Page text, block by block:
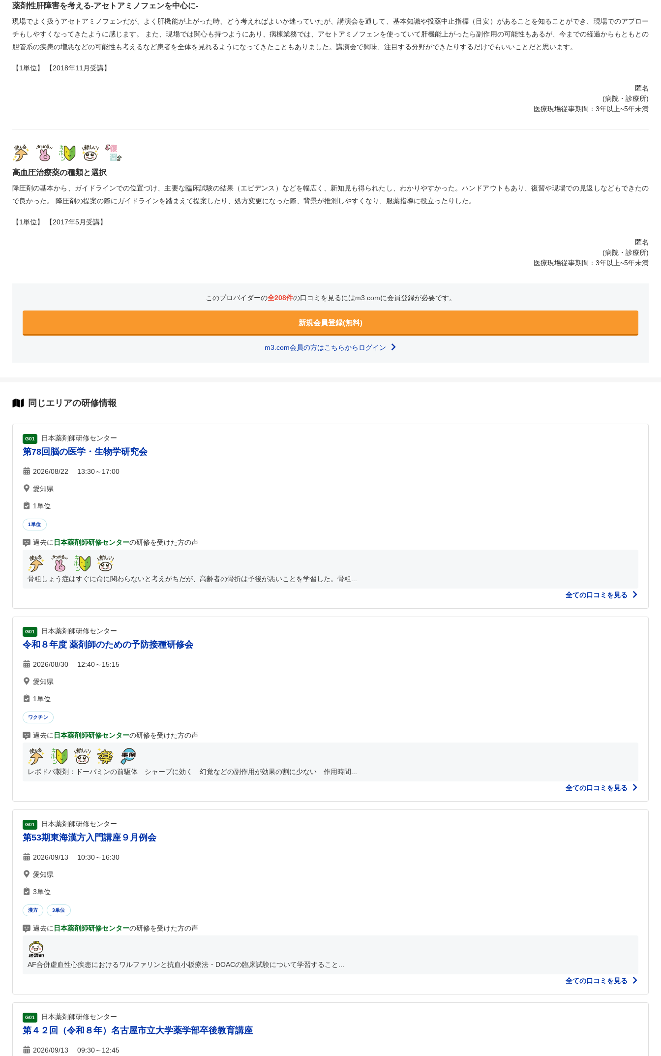
薬剤性肝障害を考える‐アセトアミノフェンを中心に‐
現場でよく扱うアセトアミノフェンだが、よく肝機能が上がった時、どう考えればよいか迷っていたが、講演会を通して、基本知識や投薬中止指標（目安）があることを知ることができ、現場でのアプロー
チもしやすくなってきたように感じます。 また、現場では関心も持つようにあり、病棟業務では、アセトアミノフェンを使っていて肝機能上がったら副作用の可能性もあるが、今までの経過からもともとの
胆管系の疾患の増悪などの可能性も考えるなど患者を全体を見れるようになってきたこともありました。講演会で興味、注目する分野ができたりするだけでもいいことだと思います。
【1単位】 【2018年11月受講】
匿名
(病院・診療所)
医療現場従事期間：3年以上~5年未満
高血圧治療薬の種類と選択
降圧剤の基本から、ガイドラインでの位置づけ、主要な臨床試験の結果（エビデンス）などを幅広く、新知見も得られたし、わかりやすかった。ハンドアウトもあり、復習や現場での見返しなどもできたの
で良かった。 降圧剤の提案の際にガイドラインを踏まえて提案したり、処方変更になった際、背景が推測しやすくなり、服薬指導に役立ったりした。
【1単位】 【2017年5月受講】
匿名
(病院・診療所)
医療現場従事期間：3年以上~5年未満
このプロバイダーの全208件の口コミを見るにはm3.comに会員登録が必要です。
新規会員登録(無料)
m3.com会員の方はこちらからログイン
同じエリアの研修情報
G01 日本薬剤師研修センター
第78回脳の医学・生物学研究会
2026/08/22 13:30～17:00
愛知県
1単位
1単位
過去に 日本薬剤師研修センターの研修を受けた方の声
骨粗しょう症はすぐに命に関わらないと考えがちだが、高齢者の骨折は予後が悪いことを学習した。骨粗...
全ての口コミを見る
G01 日本薬剤師研修センター
令和８年度 薬剤師のための予防接種研修会
2026/08/30 12:40～15:15
愛知県
1単位
ワクチン
過去に 日本薬剤師研修センターの研修を受けた方の声
レボドパ製剤：ドーパミンの前駆体 シャープに効く 幻覚などの副作用が効果の割に少ない 作用時間...
全ての口コミを見る
G01 日本薬剤師研修センター
第53期東海漢方入門講座９月例会
2026/09/13 10:30～16:30
愛知県
3単位
漢方 3単位
過去に 日本薬剤師研修センターの研修を受けた方の声
AF合併虚血性心疾患におけるワルファリンと抗血小板療法・DOACの臨床試験について学習すること...
全ての口コミを見る
G01 日本薬剤師研修センター
第４２回（令和８年）名古屋市立大学薬学部卒後教育講座
2026/09/13 09:30～12:45